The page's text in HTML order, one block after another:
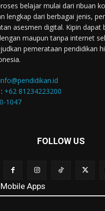
belajar mulai dari ribuan
lengkap dari berbagai jenis,
asesmen digital. Kipin dapat
maupun tanpa internet
pemerataan pendidikan
+62 81234223200
1047
FOLLOW US
Apps